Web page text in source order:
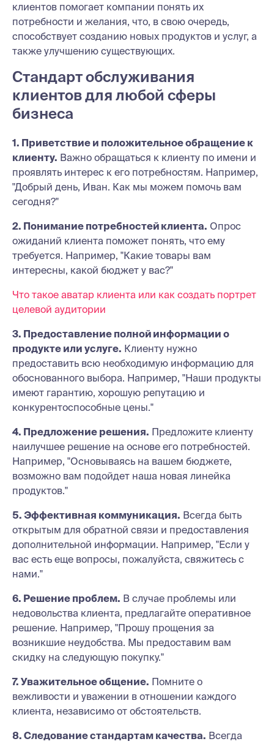
клиентов помогает компании понять их
потребности и желания, что, в свою очередь,
способствует созданию новых продуктов и услуг, а
также улучшению существующих.
Стандарт обслуживания
клиентов для любой сферы
бизнеса
1. Приветствие и положительное обращение к
клиенту. Важно обращаться к клиенту по имени и
проявлять интерес к его потребностям. Например,
"Добрый день, Иван. Как мы можем помочь вам
сегодня?"
2. Понимание потребностей клиента. Опрос
ожиданий клиента поможет понять, что ему
требуется. Например, "Какие товары вам
интересны, какой бюджет у вас?"
Что такое аватар клиента или как создать портрет
целевой аудитории
3. Предоставление полной информации о
продукте или услуге. Клиенту нужно
предоставить всю необходимую информацию для
обоснованного выбора. Например, "Наши продукты
имеют гарантию, хорошую репутацию и
конкурентоспособные цены."
4. Предложение решения. Предложите клиенту
наилучшее решение на основе его потребностей.
Например, "Основываясь на вашем бюджете,
возможно вам подойдет наша новая линейка
продуктов."
5. Эффективная коммуникация. Всегда быть
открытым для обратной связи и предоставления
дополнительной информации. Например, "Если у
вас есть еще вопросы, пожалуйста, свяжитесь с
нами."
6. Решение проблем. В случае проблемы или
недовольства клиента, предлагайте оперативное
решение. Например, "Прошу прощения за
возникшие неудобства. Мы предоставим вам
скидку на следующую покупку."
7. Уважительное общение. Помните о
вежливости и уважении в отношении каждого
клиента, независимо от обстоятельств.
8. Следование стандартам качества. Всегда